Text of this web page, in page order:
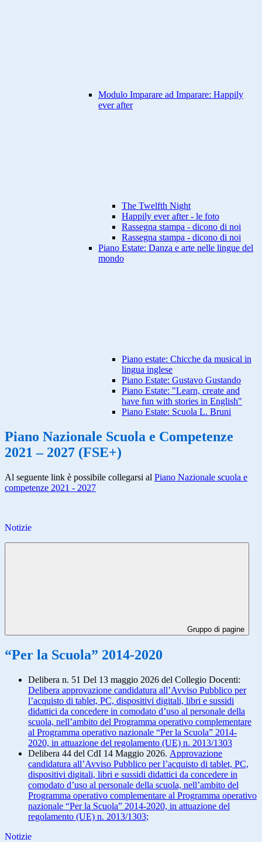
Modulo Imparare ad Imparare: Happily
ever after
The Twelfth Night
Happily ever after - le foto
Rassegna stampa - dicono di noi
Rassegna stampa - dicono di noi
Piano Estate: Danza e arte nelle lingue del
mondo
Piano estate: Chicche da musical in
lingua inglese
Piano Estate: Gustavo Gustando
Piano Estate: "Learn, create and
have fun with stories in English"
Piano Estate: Scuola L. Bruni
Piano Nazionale Scuola e Competenze
2021 – 2027 (FSE+)
Al seguente link è possibile collegarsi al Piano Nazionale scuola e
competenze 2021 - 2027
Notizie
Gruppo di pagine
“Per la Scuola” 2014-2020
Delibera n. 51 Del 13 maggio 2026 del Collegio Docenti:
Delibera approvazione candidatura all’Avviso Pubblico per
l’acquisto di tablet, PC, dispositivi digitali, libri e sussidi
didattici da concedere in comodato d’uso al personale della
scuola, nell’ambito del Programma operativo complementare
al Programma operativo nazionale “Per la Scuola” 2014-
2020, in attuazione del regolamento (UE) n. 2013/1303
Delibera 44 del CdI 14 Maggio 2026. Approvazione
candidatura all’Avviso Pubblico per l’acquisto di tablet, PC,
dispositivi digitali, libri e sussidi didattici da concedere in
comodato d’uso al personale della scuola, nell’ambito del
Programma operativo complementare al Programma operativo
nazionale “Per la Scuola” 2014-2020, in attuazione del
regolamento (UE) n. 2013/1303;
Notizie